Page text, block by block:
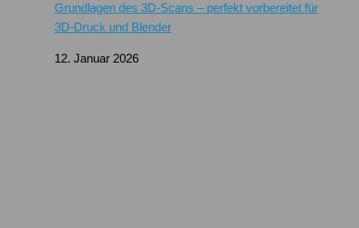
Grundlagen des 3D-Scans – perfekt vorbereitet für
3D-Druck und Blender
12. Januar 2026